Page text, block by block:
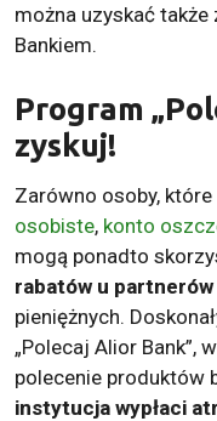
można uzyskać także
Bankiem.
Program
zyskuj!
Zarówno osoby, które
osobiste, konto
mogą ponadto
rabatów u partnerów
pieniężnych.
„Polecaj Alior Bank”,
polecenie produktów
instytucja wypłaci